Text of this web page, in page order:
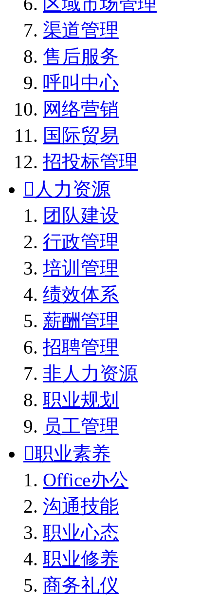
渠道管理
售后服务
呼叫中心
网络营销
国际贸易
招投标管理
 人力资源
团队建设
行政管理
培训管理
绩效体系
薪酬管理
招聘管理
非人力资源
职业规划
员工管理
职业素养
Office办公
沟通技能
职业心态
职业修养
商务礼仪